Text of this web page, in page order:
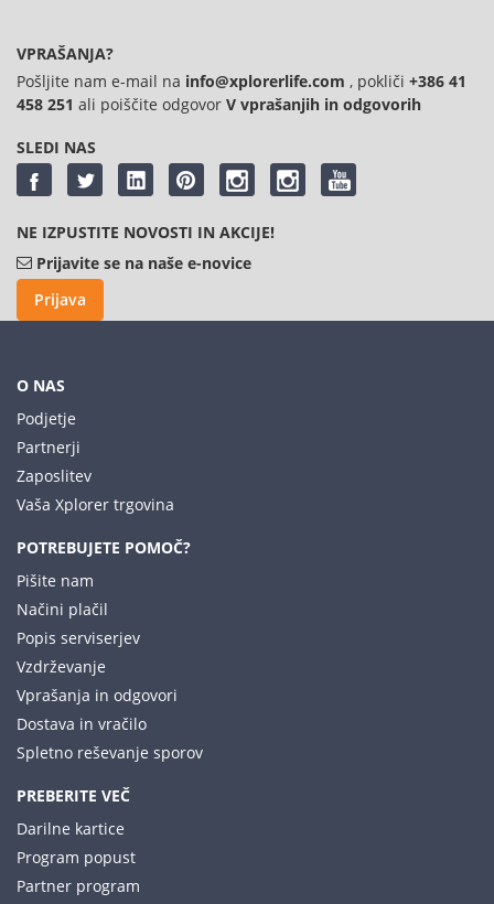
VPRAŠANJA?
Pošljite nam e-mail na info@xplorerlife.com , pokliči +386 41
458 251 ali poiščite odgovor V vprašanjih in odgovorih
SLEDI NAS
NE IZPUSTITE NOVOSTI IN AKCIJE!
Prijavite se na naše e-novice
Prijava
O NAS
Podjetje
Partnerji
Zaposlitev
Vaša Xplorer trgovina
POTREBUJETE POMOČ?
Pišite nam
Načini plačil
Popis serviserjev
Vzdrževanje
Vprašanja in odgovori
Dostava in vračilo
Spletno reševanje sporov
PREBERITE VEČ
Darilne kartice
Program popust
Partner program